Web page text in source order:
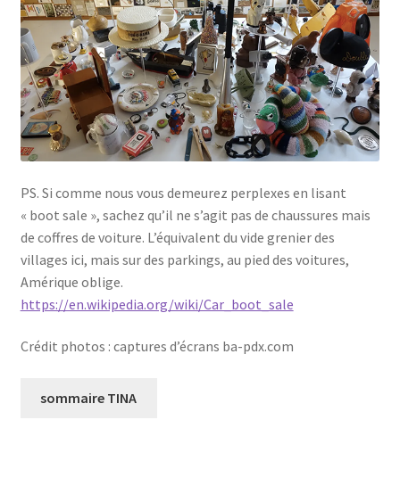
PS. Si comme nous vous demeurez perplexes en lisant
« boot sale », sachez qu’il ne s’agit pas de chaussures mais
de coffres de voiture. L’équivalent du vide grenier des
villages ici, mais sur des parkings, au pied des voitures,
Amérique oblige.
https://en.wikipedia.org/wiki/Car_boot_sale
Crédit photos : captures d’écrans ba-pdx.com
sommaire TINA